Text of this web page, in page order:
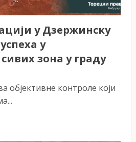
у Дзержинску
у
зона у граду
објективне контроле који